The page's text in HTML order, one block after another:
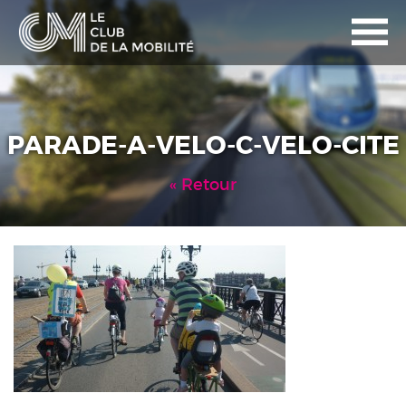
PARADE-A-VELO-C-VELO-CITE
Retour